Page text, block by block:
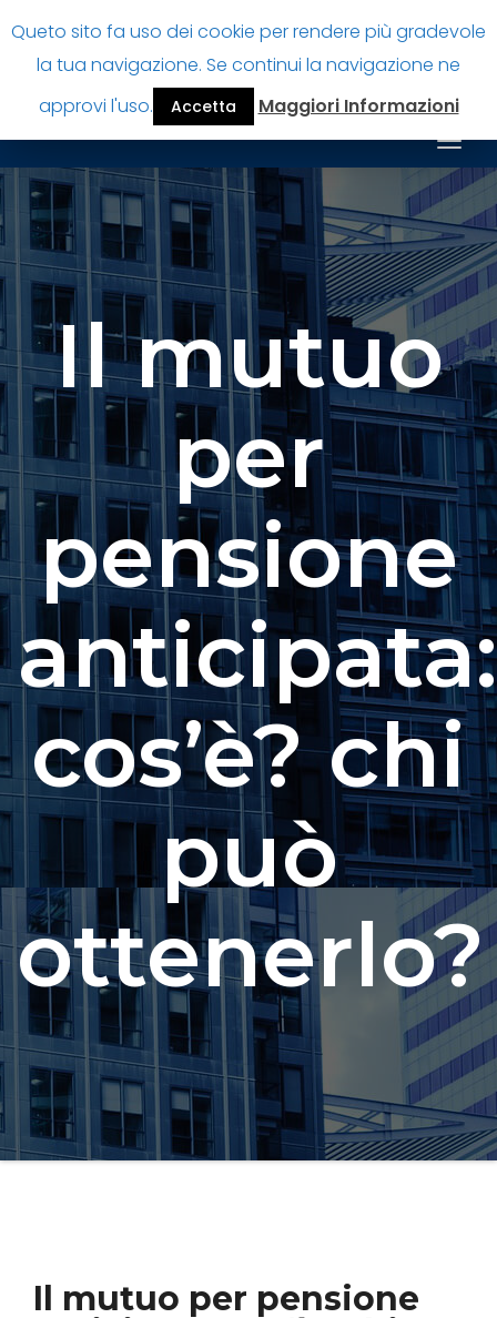
Prestitiperpensionatiok
Guida finanziamenti per pensionati
Il mutuo
per
pensione
anticipata:
cos’è? chi
può
ottenerlo?
Il mutuo per pensione
Queto sito fa uso dei cookie per rendere più gradevole
la tua navigazione. Se continui la navigazione ne
approvi l'uso.
Accetta Maggiori Informazioni